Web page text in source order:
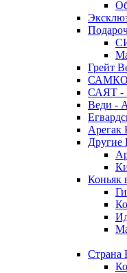
Грейт
САЯТ -
Веди -
Арегак
Другие
Коньяк
Страна